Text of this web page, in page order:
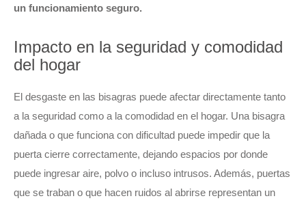
un funcionamiento seguro.
Impacto en la seguridad y comodidad
del hogar
El desgaste en las bisagras puede afectar directamente tanto
a la seguridad como a la comodidad en el hogar. Una bisagra
dañada o que funciona con dificultad puede impedir que la
puerta cierre correctamente, dejando espacios por donde
puede ingresar aire, polvo o incluso intrusos. Además, puertas
que se traban o que hacen ruidos al abrirse representan un